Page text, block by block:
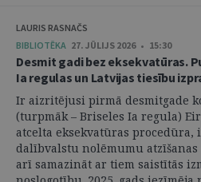
LAURIS RASNAČS
BIBLIOTĒKA 27. JŪLIJS 2026 • 15:30
Desmit gadi bez eksekvatūras.
Ia regulas un Latvijas tiesību
Ir aizritējusi pirmā desmitgade
(turpmāk – Briseles Ia regula)
atcelta eksekvatūras procedūra,
dalībvalstu nolēmumu
arī samazināt ar tiem saistītās